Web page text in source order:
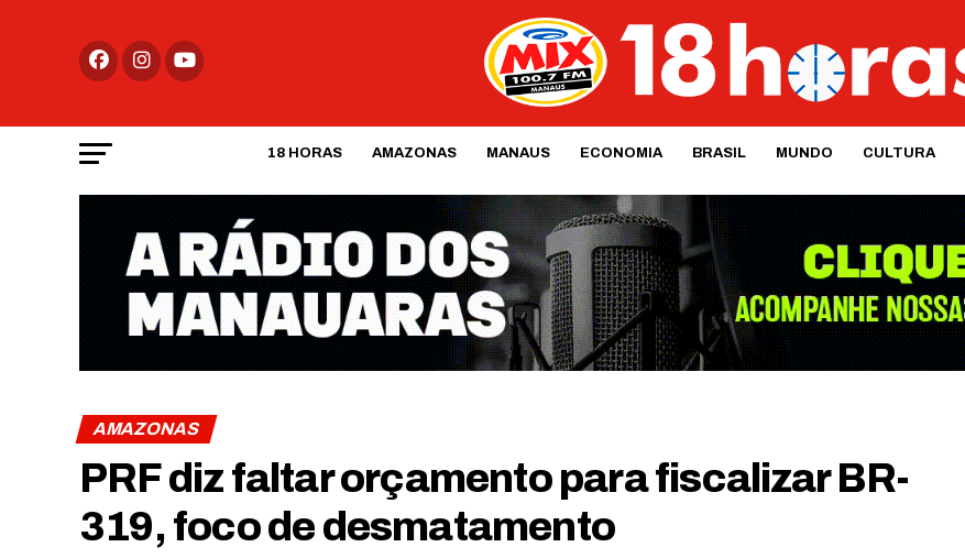
18 HORAS AMAZONAS MANAUS ECONOMIA BRASIL MUNDO CULTURA
AMAZONAS
PRF diz faltar orçamento para fiscalizar BR-
319, foco de desmatamento